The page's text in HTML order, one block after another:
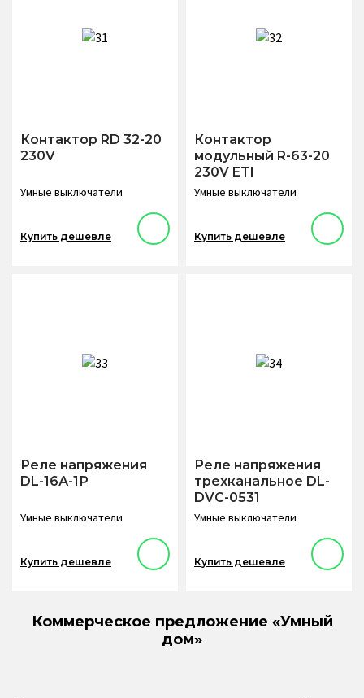
Контактор RD 32-20
230V
Умные выключатели
Купить дешевле
Контактор
модульный R-63-20
230V ETI
Умные выключатели
Купить дешевле
Реле напряжения
DL-16А-1Р
Умные выключатели
Купить дешевле
Реле напряжения
трехканальное DL-
DVC-0531
Умные выключатели
Купить дешевле
Коммерческое предложение «Умный
дом»